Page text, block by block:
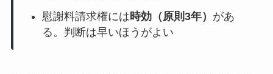
慰謝料請求権には 時効（原則3年） があ
る。判断は早いほうがよい